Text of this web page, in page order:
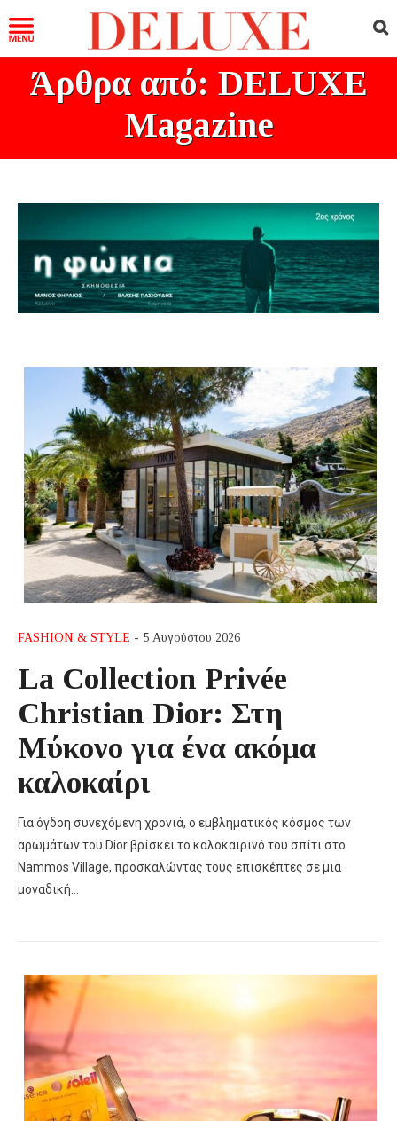
Άρθρα από: DELUXE
Magazine
FASHION & STYLE - 5 Αυγούστου 2026
La Collection Privée
Christian Dior: Στη
Μύκονο για ένα ακόμα
καλοκαίρι
Για όγδοη συνεχόμενη χρονιά, ο εμβληματικός κόσμος των
αρωμάτων του Dior βρίσκει το καλοκαιρινό του σπίτι στο
Nammos Village, προσκαλώντας τους επισκέπτες σε μια
μοναδική…